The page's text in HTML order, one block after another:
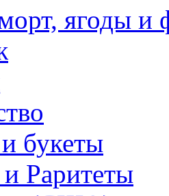
ягоды и
букеты
и Раритеты